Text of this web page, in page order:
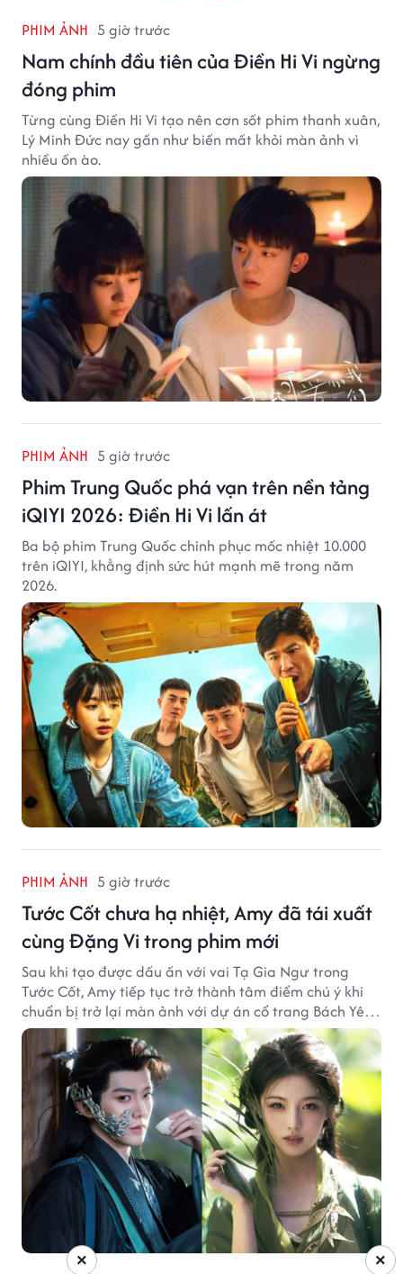
PHIM ẢNH 5 giờ trước
Nam chính đầu tiên của Điền Hi Vi ngừng
đóng phim
Từng cùng Điền Hi Vi tạo nên cơn sốt phim thanh xuân,
Lý Minh Đức nay gần như biến mất khỏi màn ảnh vì
nhiều ồn ào.
PHIM ẢNH 5 giờ trước
Phim Trung Quốc phá vạn trên nền tảng
iQIYI 2026: Điền Hi Vi lấn át
Ba bộ phim Trung Quốc chinh phục mốc nhiệt 10.000
trên iQIYI, khẳng định sức hút mạnh mẽ trong năm
2026.
PHIM ẢNH 5 giờ trước
Tước Cốt chưa hạ nhiệt, Amy đã tái xuất
cùng Đặng Vi trong phim mới
Sau khi tạo được dấu ấn với vai Tạ Gia Ngư trong
Tước Cốt, Amy tiếp tục trở thành tâm điểm chú ý khi
chuẩn bị trở lại màn ảnh với dự án cổ trang Bách Yêu
Phổ.
×
×